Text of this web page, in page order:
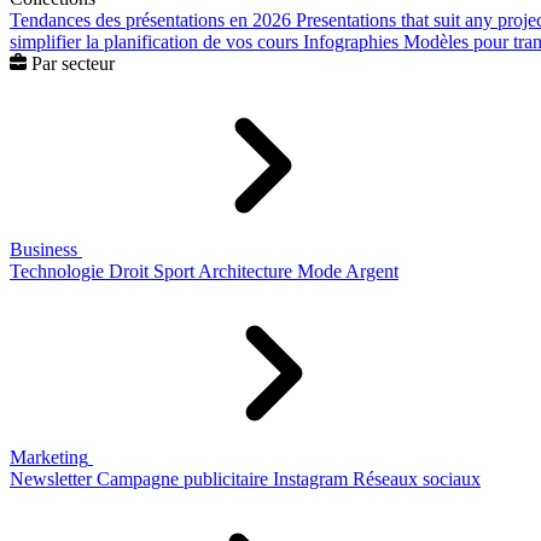
Tendances des présentations en 2026 Presentations that suit any
simplifier la planification de vos cours Infographies Modèles pour
Par secteur
Business
Technologie Droit Sport Architecture Mode Argent
Marketing
Newsletter Campagne publicitaire Instagram Réseaux sociaux